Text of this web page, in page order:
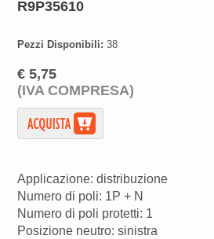
R9P35610
Pezzi Disponibili: 38
€ 5,75
(IVA COMPRESA)
Applicazione: distribuzione
Numero di poli: 1P + N
Numero di poli protetti: 1
Posizione neutro: sinistra